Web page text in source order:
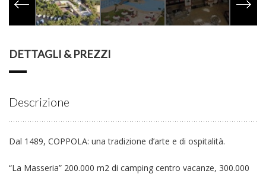
DETTAGLI & PREZZI
Descrizione
Dal 1489, COPPOLA: una tradizione d’arte e di ospitalità.
“La Masseria” 200.000 m2 di camping centro vacanze, 300.000